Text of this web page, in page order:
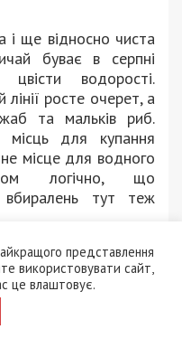
і ще відносно чиста
буває в серпні
водорості.
лінії росте очерет, а
та мальків риб.
місць для купання
місце для водного
логічно, що
вбиралень тут теж
представлення
використовувати сайт,
це влаштовує.